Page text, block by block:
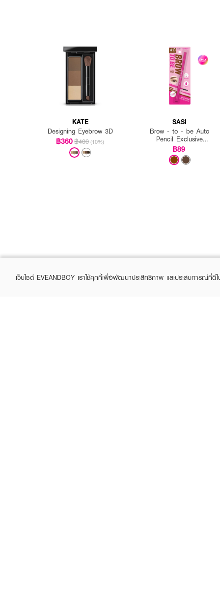
KATE
Designing Eyebrow 3D
฿360฿400 (10%)
SASI
Brow - to - be Auto
Pencil Exclusive
EVEANDBOY
฿89
เว็บไซต์ EVEANDBOY เราใช้คุกกี้เพื่อพัฒนาประสิทธิภาพ และประสบการณ์ที่